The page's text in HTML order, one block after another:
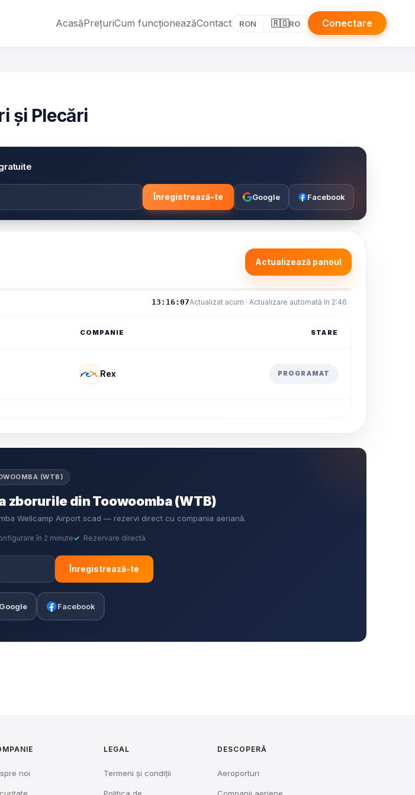
AcasăPrețuriCum funcționeazăContact RON 🇷🇴RO Conectare
și Plecări
Înregistrează-te Google Facebook
Actualizează panoul
13:16:07Actualizat acum · Actualizare automată în 2:46
COMPANIE STARE
Rex PROGRAMAT
(WTB)
zborurile din Toowoomba (WTB)
Wellcamp Airport scad — rezervi direct cu compania aeriană.
în 2 minute✓ Rezervare directă
Înregistrează-te
Google Facebook
noi
LEGAL
Termeni și condiții
DESCOPERĂ
Aeroporturi